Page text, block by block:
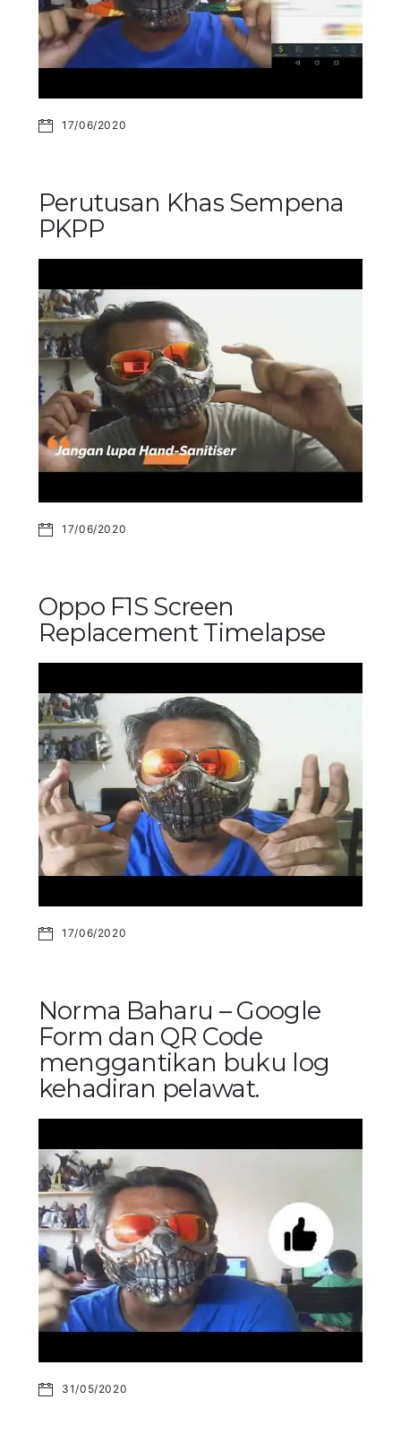
17/06/2020
Perutusan Khas Sempena
PKPP
17/06/2020
Oppo F1S Screen
Replacement Timelapse
17/06/2020
Norma Baharu – Google
Form dan QR Code
menggantikan buku log
kehadiran pelawat.
31/05/2020